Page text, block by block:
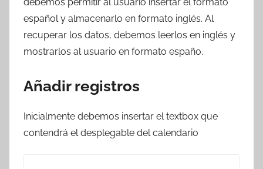
debemos permitir al usuario insertar el formato
español y almacenarlo en formato inglés. Al
recuperar los datos, debemos leerlos en inglés y
mostrarlos al usuario en formato españo.
Añadir registros
Inicialmente debemos insertar el textbox que
contendrá el desplegable del calendario